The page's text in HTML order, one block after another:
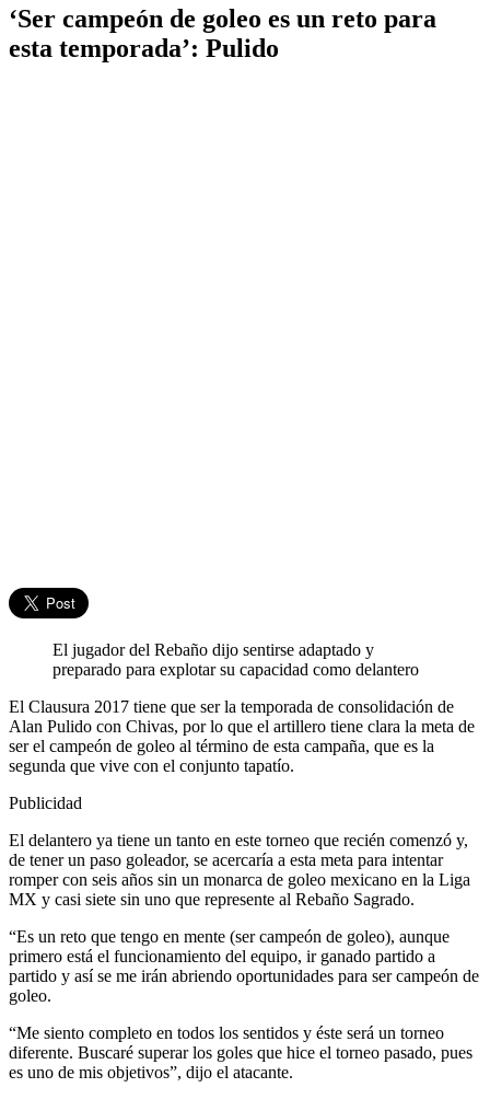
‘Ser campeón de goleo es un reto para
esta temporada’: Pulido
El jugador del Rebaño dijo sentirse adaptado y
preparado para explotar su capacidad como delantero
El Clausura 2017 tiene que ser la temporada de consolidación de
Alan Pulido con Chivas, por lo que el artillero tiene clara la meta de
ser el campeón de goleo al término de esta campaña, que es la
segunda que vive con el conjunto tapatío.
Publicidad
El delantero ya tiene un tanto en este torneo que recién comenzó y,
de tener un paso goleador, se acercaría a esta meta para intentar
romper con seis años sin un monarca de goleo mexicano en la Liga
MX y casi siete sin uno que represente al Rebaño Sagrado.
“Es un reto que tengo en mente (ser campeón de goleo), aunque
primero está el funcionamiento del equipo, ir ganado partido a
partido y así se me irán abriendo oportunidades para ser campeón de
goleo.
“Me siento completo en todos los sentidos y éste será un torneo
diferente. Buscaré superar los goles que hice el torneo pasado, pues
es uno de mis objetivos”, dijo el atacante.